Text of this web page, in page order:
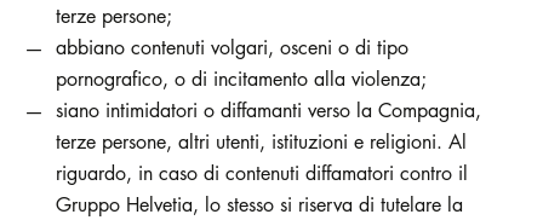
terze persone;
abbiano contenuti volgari, osceni o di tipo
pornografico, o di incitamento alla violenza;
siano intimidatori o diffamanti verso la Compagnia,
terze persone, altri utenti, istituzioni e religioni. Al
riguardo, in caso di contenuti diffamatori contro il
Gruppo Helvetia, lo stesso si riserva di tutelare la